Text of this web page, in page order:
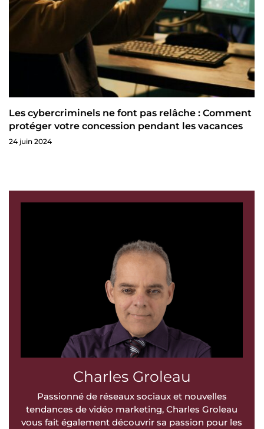
Les cybercriminels ne font pas relâche : Comment
protéger votre concession pendant les vacances
24 juin 2024
Charles Groleau
Passionné de réseaux sociaux et nouvelles
tendances de vidéo marketing, Charles Groleau
vous fait également découvrir sa passion pour les